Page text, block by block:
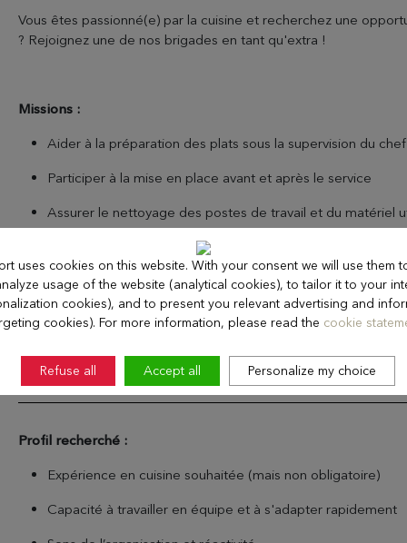
Vous êtes passionné(e) par la cuisine et recherchez une
? Rejoignez une de nos brigades en tant qu'extra !
Missions :
Aider à la préparation des plats sous la supervision du chef
Participer à la mise en place avant et après le service
Assurer le nettoyage des postes de travail et du matériel
Respecter les normes d'hygiène et de sécurité en vigueur
Possibilité de travailler sur différents événements (mariages,
DESIRED PROFILE
Profil recherché :
Expérience en cuisine souhaitée (mais non obligatoire)
Capacité à travailler en équipe et à s'adapter rapidement
uses cookies on this website. With your consent we will use them
usage of the website (analytical cookies), to tailor it to your
cookies), and to present you relevant advertising and
cookies). For more information, please read the cookie
Refuse all Accept all Personalize my choice